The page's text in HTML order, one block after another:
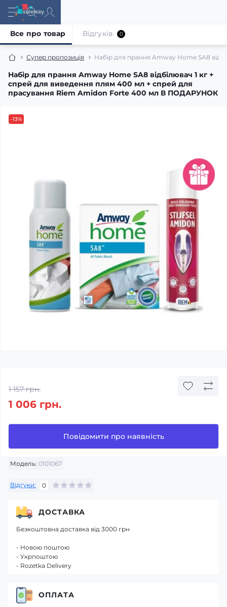
Супер пропозиція Набір для прання Amway Home SA8
Набір для прання Amway Home SA8 відбілювач 1 кг +
спрей для виведення плям 400 мл + спрей для
прасування Riem Amidon Forte 400 мл В ПОДАРУНОК
Все про товар Відгуків 0
-13%
Модель: 0101067
Відгуки: 0
1 157 грн.
1 006 грн.
Повідомити про наявність
ДОСТАВКА
Безкоштовна доставка від 3000 грн
- Новою поштою
- Укрпоштою
- Rozetka Delivery
ОПЛАТА